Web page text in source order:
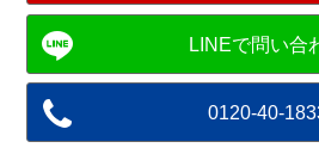
0120-40-